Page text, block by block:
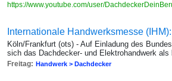
https://www.youtube.com/user/
Internationale Handwerksmesse
Köln/Frankfurt (ots) - Auf Einladung des
sich das Dachdecker- und Elektrohandwerk als
Freitag: Handwerk > Dachdecker